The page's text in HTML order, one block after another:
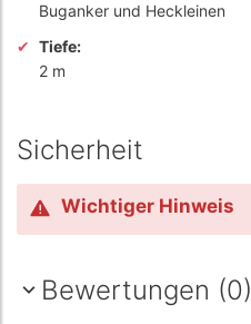
Buganker und Heckleinen
Tiefe:
2 m
Sicherheit
Wichtiger Hinweis
Bewertungen (0)